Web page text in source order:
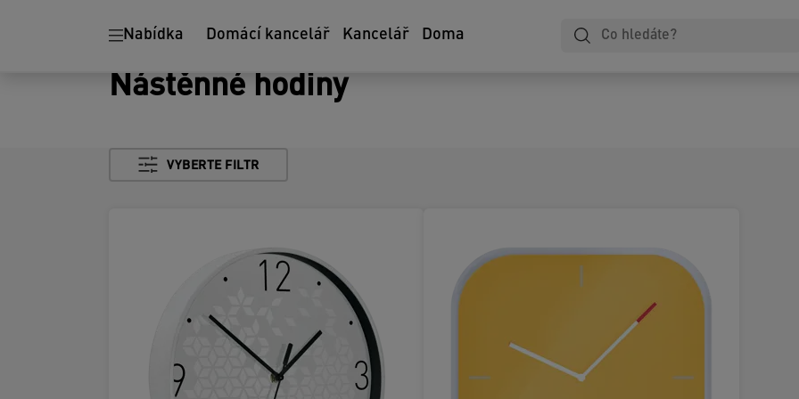
Nabídka Domácí kancelář Kancelář Doma
Nástěnné hodiny
VYBERTE FILTR